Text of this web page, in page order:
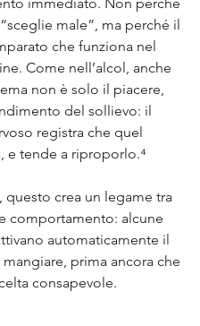
male”, ma perché il
che funziona nel
Come nell’alcol, anche
non è solo il piacere,
del sollievo: il
registra che quel
e tende a riproporlo.⁴
questo crea un legame tra
comportamento: alcune
automaticamente il
prima ancora che
consapevole.